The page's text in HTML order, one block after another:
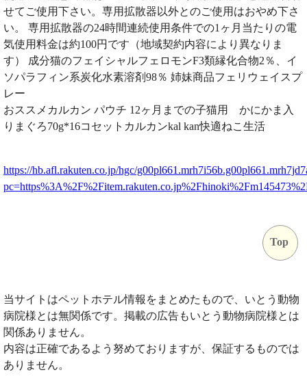
せてご使用下さい。専用拡散器以外とのご使用はおやめ下さ
い。 専用拡散器の24時間連続使用条件での1ヶ月当たりの電
気使用料金は約100円です（地域契約内容により異なりま
す） 成分猫のフェイシャルフェロモンF3類縁化合物2％、イ
ソパラフィン系炭化水素溶剤98％ 姉妹商品フェリウェイスプ
レー
おススメカルカン パウチ 12ヶ月までの子猫用 かにかま入
りまぐろ70g*16コセットカルカンkal kan快適ねこ生活
https://hb.afl.rakuten.co.jp/hgc/
Top
当サイトはペットホテル情報をまとめたもので、いとう動物
病院様とは無関係です。掲載の広告もいとう動物病院様とは
関係ありません。
内容は正確であるよう努めておりますが、保証するものでは
ありません。